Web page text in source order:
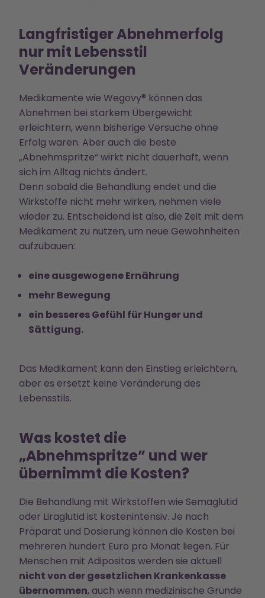
Langfristiger Abnehmerfolg
nur mit Lebensstil
Veränderungen
Medikamente wie Wegovy® können das
Abnehmen bei starkem Übergewicht
erleichtern, wenn bisherige Versuche ohne
Erfolg waren. Aber auch die beste
„Abnehmspritze“ wirkt nicht dauerhaft, wenn
sich im Alltag nichts ändert.
Denn sobald die Behandlung endet und die
Wirkstoffe nicht mehr wirken, nehmen viele
wieder zu. Entscheidend ist also, die Zeit mit dem
Medikament zu nutzen, um neue Gewohnheiten
aufzubauen:
eine ausgewogene Ernährung
mehr Bewegung
ein besseres Gefühl für Hunger und
Sättigung.
Das Medikament kann den Einstieg erleichtern,
aber es ersetzt keine Veränderung des
Lebensstils.
Was kostet die
„Abnehmspritze” und wer
übernimmt die Kosten?
Die Behandlung mit Wirkstoffen wie Semaglutid
oder Liraglutid ist kostenintensiv. Je nach
Präparat und Dosierung können die Kosten bei
mehreren hundert Euro pro Monat liegen. Für
Menschen mit Adipositas werden sie aktuell
nicht von der gesetzlichen Krankenkasse
übernommen, auch wenn medizinische Gründe